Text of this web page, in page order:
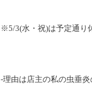
※5/3(水・祝)は予定通り
‐理由は店主の私の虫垂